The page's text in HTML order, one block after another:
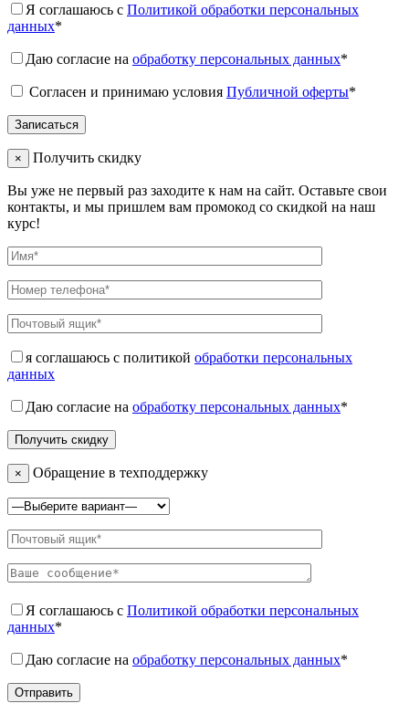
Я соглашаюсь с Политикой обработки персональных
данных*
Даю согласие на обработку персональных данных*
Согласен и принимаю условия Публичной оферты*
× Получить скидку
Вы уже не первый раз заходите к нам на сайт. Оставьте свои
контакты, и мы пришлем вам промокод со скидкой на наш
курс!
я соглашаюсь с политикой обработки персональных
данных
Даю согласие на обработку персональных данных*
× Обращение в техподдержку
Я соглашаюсь с Политикой обработки персональных
данных*
Даю согласие на обработку персональных данных*